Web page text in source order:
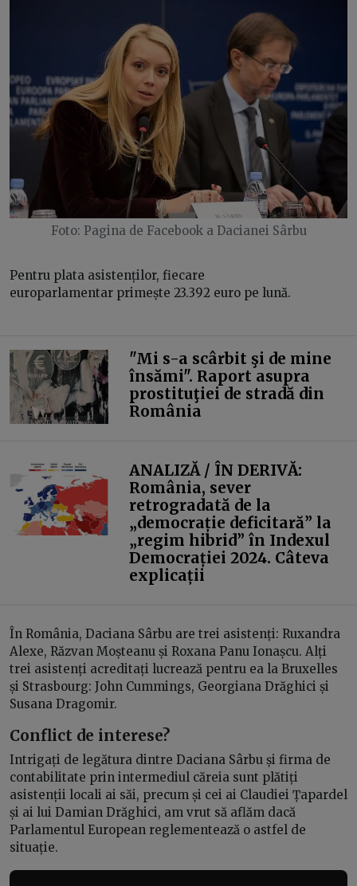
Foto: Pagina de Facebook a Dacianei Sârbu
Pentru plata asistenților, fiecare
europarlamentar primește 23.392 euro pe lună.
"Mi s-a scârbit şi de mine
însămi". Raport asupra
prostituţiei de stradă din
România
ANALIZĂ / ÎN DERIVĂ:
România, sever
retrogradată de la
„democrație deficitară” la
„regim hibrid” în Indexul
Democrației 2024. Câteva
explicații
În România, Daciana Sârbu are trei asistenți: Ruxandra
Alexe, Răzvan Moșteanu și Roxana Panu Ionașcu. Alți
trei asistenți acreditați lucrează pentru ea la Bruxelles
și Strasbourg: John Cummings, Georgiana Drăghici și
Susana Dragomir.
Conflict de interese?
Intrigați de legătura dintre Daciana Sârbu și firma de
contabilitate prin intermediul căreia sunt plătiți
asistenții locali ai săi, precum și cei ai Claudiei Țapardel
și ai lui Damian Drăghici, am vrut să aflăm dacă
Parlamentul European reglementează o astfel de
situație.